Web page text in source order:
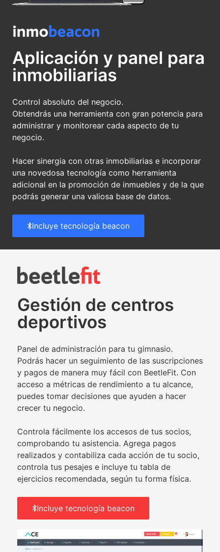
Aplicación y panel para
inmobiliarias
Control absoluto del negocio.
Obtendrás una herramienta con gran potencia para
administrar y monitorear cada aspecto de tu
negocio.
Hacer sinergia con otras inmobiliarias e incorporar
una novedosa tecnología como herramienta
adicional en la promoción de inmuebles y de la que
podrás generar una valiosa base de datos.
Incluye tecnología beacon
Gestión de centros
deportivos
Panel de administración para tu gimnasio.
Podrás hacer un seguimiento de las suscripciones
y pagos de manera muy fácil con BeetleFit. Con
acceso a métricas de rendimiento a tu alcance,
puedes tomar decisiones que ayuden a hacer
crecer tu negocio.
Controla fácilmente los accesos de tus socios,
comprobando tu asistencia. Agrega pagos
realizados y contabiliza cada acción de tu socio,
controla tus pesajes e incluye tu tabla de
ejercicios recomendada, según tu forma física.
Incluye tecnología beacon